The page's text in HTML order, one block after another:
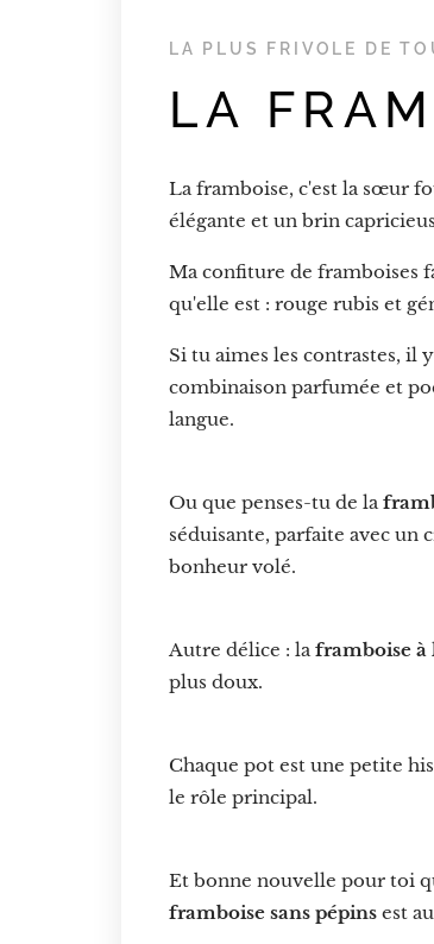
LA PLUS FRIVOLE DE
LA
La framboise, c'est la sœur
élégante et un brin
Ma confiture de framboises
qu'elle est : rouge rubis et
Si tu aimes les contrastes, il
combinaison parfumée et
langue.
Ou que penses-tu de la
séduisante, parfaite avec un
bonheur volé.
Autre délice : laframboise à
plus doux.
Chaque pot est une petite
le rôle principal.
Et bonne nouvelle pour toi
framboise sans pépins est